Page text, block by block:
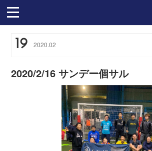
19 2020.02
2020/2/16 サンデー個サル